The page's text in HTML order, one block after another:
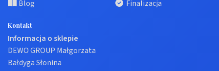
Blog
Finalizacja
Kontakt
Informacja o sklepie
DEWO GROUP Małgorzata
Bałdyga Słonina